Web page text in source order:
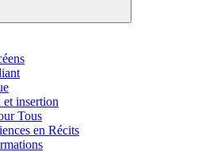
insertion
Tous
en Récits